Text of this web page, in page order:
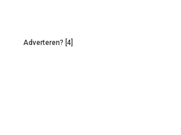
Adverteren? [4]